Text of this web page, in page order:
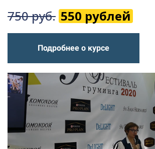
750 руб. 550 рублей
Подробнее о курсе